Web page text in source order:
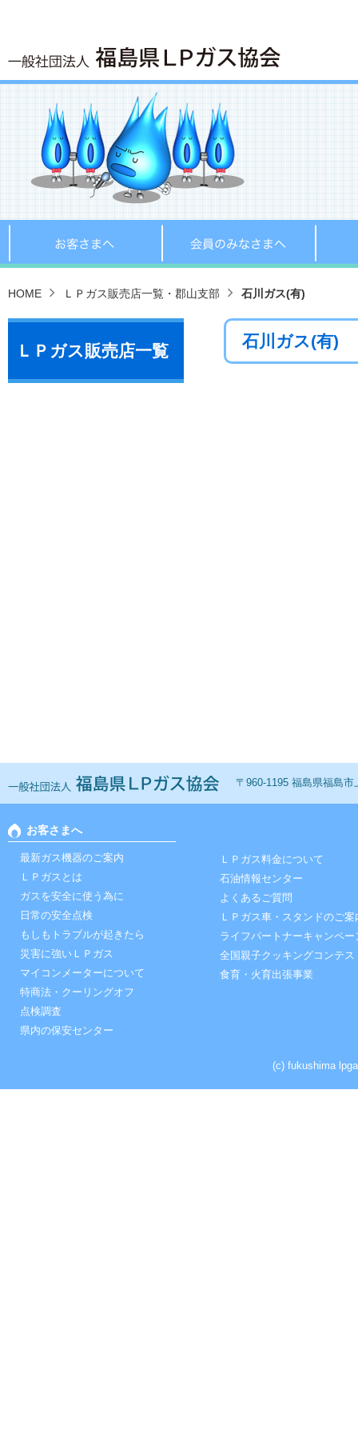
お客さまへ 会員の
HOME ＬＰガス販売店一覧・郡山支部 石川ガス(有)
石川ガス(有)
ＬＰガス販売店一覧
一般社団法人 福島ＬＰ
〒960-1195 福島県福島
お客さまへ
最新ガス機器のご案内
ＬＰガスとは
ガスを安全に使う為に
日常の安全点検
もしもトラブルが起きたら
災害に強いＬＰガス
マイコンメーターについて
特商法・クーリングオフ
点検調査
県内の保安センター
ＬＰガス料金について
石油情報センター
よくあるご質問
ＬＰガス車・スタンドのご案
ライフパートナーキャンペー
全国親子クッキングコンテス
食育・火育出張事業
(c) fukushima